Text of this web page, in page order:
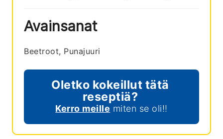
Avainsanat
Beetroot, Punajuuri
Oletko kokeillut tätä
reseptiä?
Kerro meille miten se oli!!